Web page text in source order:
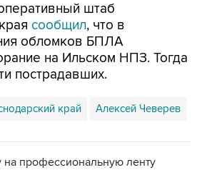
штаб
сообщил, что в
обломков БПЛА
на Ильском НПЗ. Тогда
пострадавших.
край Алексей Чеверев
на профессиональную ленту